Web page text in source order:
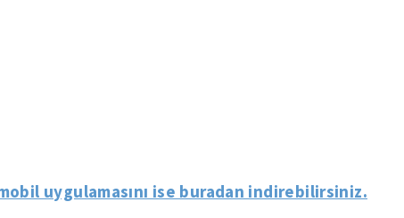
uygulamasını ise buradan indirebilirsiniz.